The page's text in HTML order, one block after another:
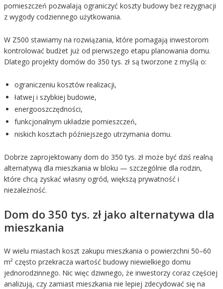
pomieszczeń pozwalają ograniczyć koszty budowy bez rezygnacji
z wygody codziennego użytkowania.
W Z500 stawiamy na rozwiązania, które pomagają inwestorom
kontrolować budżet już od pierwszego etapu planowania domu.
Dlatego projekty domów do 350 tys. zł są tworzone z myślą o:
ograniczeniu kosztów realizacji,
łatwej i szybkiej budowie,
energooszczędności,
funkcjonalnym układzie pomieszczeń,
niskich kosztach późniejszego utrzymania domu.
Dobrze zaprojektowany dom do 350 tys. zł może być dziś realną
alternatywą dla mieszkania w bloku — szczególnie dla rodzin,
które chcą zyskać własny ogród, większą prywatność i
niezależność.
Dom do 350 tys. zł jako alternatywa dla
mieszkania
W wielu miastach koszt zakupu mieszkania o powierzchni 50–60
m² często przekracza wartość budowy niewielkiego domu
jednorodzinnego. Nic więc dziwnego, że inwestorzy coraz częściej
analizują, czy zamiast mieszkania nie lepiej zdecydować się na